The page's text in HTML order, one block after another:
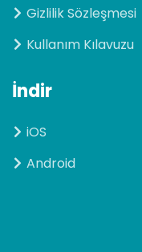
Gizlilik Sözleşmesi
Kullanım Kılavuzu
İndir
iOS
Android